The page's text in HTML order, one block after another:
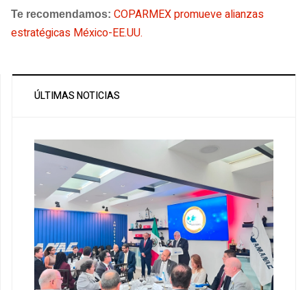
Te recomendamos: COPARMEX promueve alianzas
estratégicas México-EE.UU.
ÚLTIMAS NOTICIAS